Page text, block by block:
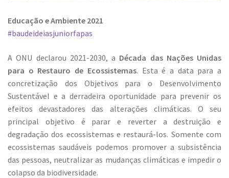
Educação e Ambiente 2021
#baudeideiasjuniorfapas
A ONU declarou 2021-2030, a Década das Nações Unidas
para o Restauro de Ecossistemas. Esta é a data para a
concretização dos Objetivos para o Desenvolvimento
Sustentável e a derradeira oportunidade para prevenir os
efeitos devastadores das alterações climáticas. O seu
principal objetivo é parar e reverter a destruição e
degradação dos ecossistemas e restaurá-los. Somente com
ecossistemas saudáveis ​​podemos promover a subsistência
das pessoas, neutralizar as mudanças climáticas e impedir o
colapso da biodiversidade.